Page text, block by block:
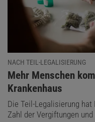
NACH TEIL-LEGALISIERUNG
:
Mehr Menschen
Krankenhaus
Die Teil-Legalisierung
Zahl der Vergiftungen